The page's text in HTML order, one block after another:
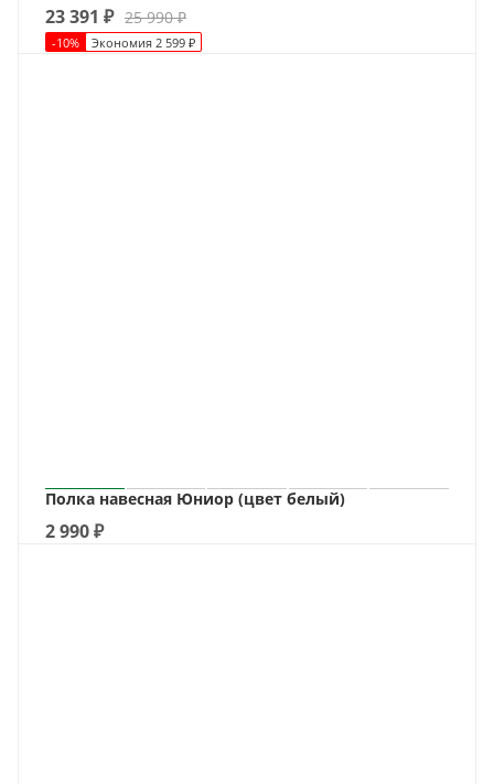
23 391 ₽ 25 990₽
-10% Экономия 2 599 ₽
Полка навесная Юниор (цвет белый)
2 990₽